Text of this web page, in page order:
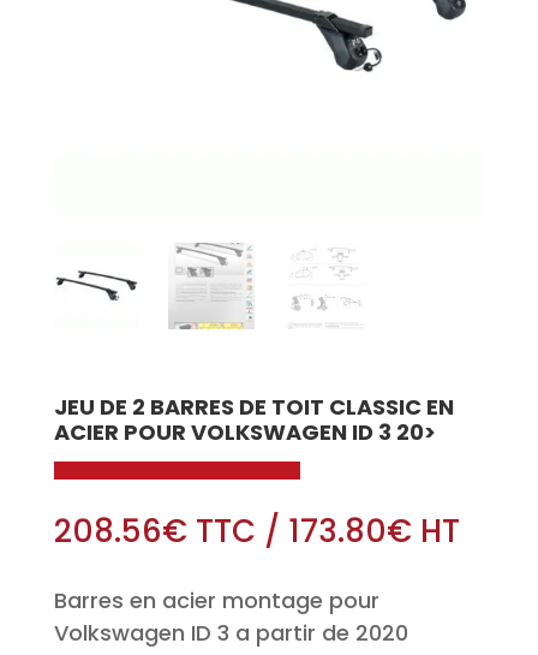
JEU DE 2 BARRES DE TOIT CLASSIC EN
ACIER POUR VOLKSWAGEN ID 3 20>
208.56€TTC / 173.80€HT
Barres en acier montage pour
Volkswagen ID 3 a partir de 2020